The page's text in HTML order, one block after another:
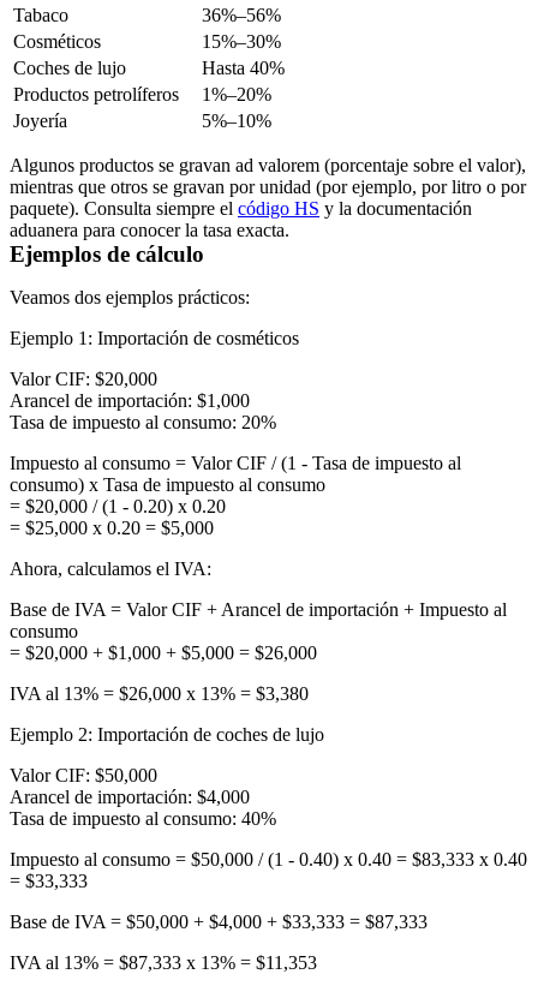
Tabaco
36%–56%
Cosméticos
15%–30%
Coches de lujo
Hasta 40%
Productos petrolíferos
1%–20%
Joyería
5%–10%
Algunos productos se gravan ad valorem (porcentaje sobre el valor),
mientras que otros se gravan por unidad (por ejemplo, por litro o por
paquete). Consulta siempre el código HS y la documentación
aduanera para conocer la tasa exacta.
Ejemplos de cálculo
Veamos dos ejemplos prácticos:
Ejemplo 1: Importación de cosméticos
Valor CIF: $20,000
Arancel de importación: $1,000
Tasa de impuesto al consumo: 20%
Impuesto al consumo = Valor CIF / (1 - Tasa de impuesto al
consumo) x Tasa de impuesto al consumo
= $20,000 / (1 - 0.20) x 0.20
= $25,000 x 0.20 = $5,000
Ahora, calculamos el IVA:
Base de IVA = Valor CIF + Arancel de importación + Impuesto al
consumo
= $20,000 + $1,000 + $5,000 = $26,000
IVA al 13% = $26,000 x 13% = $3,380
Ejemplo 2: Importación de coches de lujo
Valor CIF: $50,000
Arancel de importación: $4,000
Tasa de impuesto al consumo: 40%
Impuesto al consumo = $50,000 / (1 - 0.40) x 0.40 = $83,333 x 0.40
= $33,333
Base de IVA = $50,000 + $4,000 + $33,333 = $87,333
IVA al 13% = $87,333 x 13% = $11,353